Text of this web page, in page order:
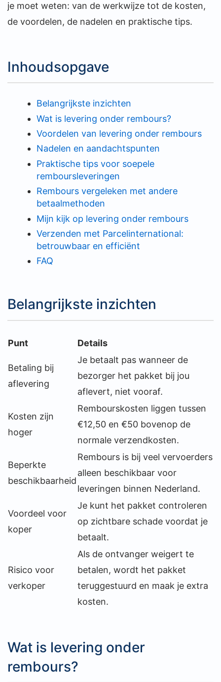
je moet weten: van de werkwijze tot de kosten,
de voordelen, de nadelen en praktische tips.
Inhoudsopgave
Belangrijkste inzichten
Wat is levering onder rembours?
Voordelen van levering onder rembours
Nadelen en aandachtspunten
Praktische tips voor soepele
remboursleveringen
Rembours vergeleken met andere
betaalmethoden
Mijn kijk op levering onder rembours
Verzenden met Parcelinternational:
betrouwbaar en efficiënt
FAQ
Belangrijkste inzichten
Punt Details
Betaling bij
aflevering
Je betaalt pas wanneer de
bezorger het pakket bij jou
aflevert, niet vooraf.
Kosten zijn
hoger
Rembourskosten liggen tussen
€12,50 en €50 bovenop de
normale verzendkosten.
Beperkte
beschikbaarheid
Rembours is bij veel vervoerders
alleen beschikbaar voor
leveringen binnen Nederland.
Voordeel voor
koper
Je kunt het pakket controleren
op zichtbare schade voordat je
betaalt.
Risico voor
verkoper
Als de ontvanger weigert te
betalen, wordt het pakket
teruggestuurd en maak je extra
kosten.
Wat is levering onder
rembours?